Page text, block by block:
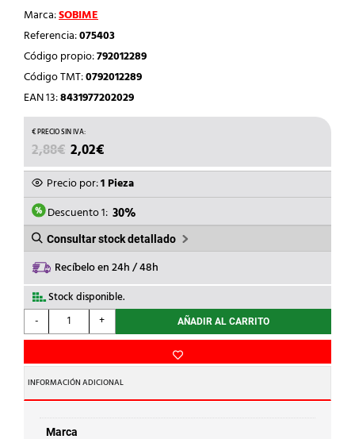
Marca:SOBIME
Referencia:075403
Código propio:792012289
Código TMT:0792012289
EAN 13:8431977202029
2,88€ EL
PRECIO
ORIGINAL
ERA:
2,88€.
2,02€
PRECIO
ACTUAL
ES:
2,02€.
Precio por:1 Pieza
Descuento 1: 30%
Consultar stock detallado
Recíbelo en 24h / 48h
Stock disponible.
-
SOBIME
-
RED.LT.1x3/4
C/VALONA
HEXAGONAL
cantidad
+ AÑADIR AL CARRITO
INFORMACIÓN ADICIONAL
Marca